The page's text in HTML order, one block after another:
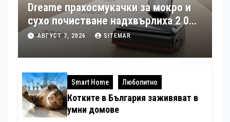
Dreame прахосмукачки за мокро и
сухо почистване надхвърлиха 2 000
патентни заявки в световен мащаб
АВГУСТ 7, 2026 SITEMAR
Smart Home Любопитно
Котките в България заживяват в
умни домове